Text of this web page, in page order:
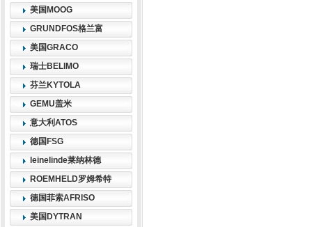
美国MOOG
GRUNDFOS格兰富
美国GRACO
瑞士BELIMO
芬兰KYTOLA
GEMU盖米
意大利ATOS
德国FSG
leinelinde莱纳林德
ROEMHELD罗姆希特
德国菲索AFRISO
美国DYTRAN